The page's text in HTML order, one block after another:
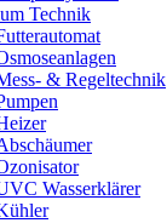
Technik
& Regeltechnik
Wasserklärer